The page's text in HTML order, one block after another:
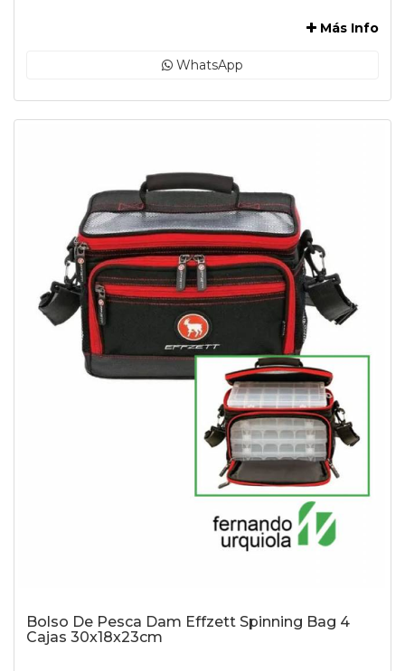
Más Info
WhatsApp
Bolso De Pesca Dam Effzett Spinning Bag 4
Cajas 30x18x23cm